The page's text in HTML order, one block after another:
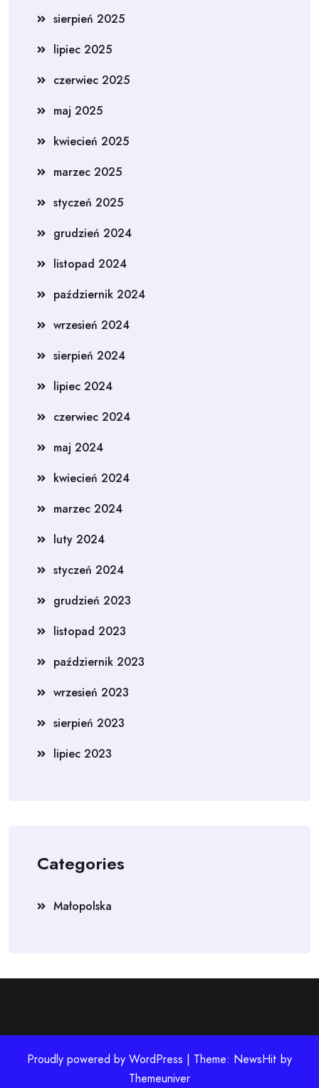
sierpień 2025
lipiec 2025
czerwiec 2025
maj 2025
kwiecień 2025
marzec 2025
styczeń 2025
grudzień 2024
listopad 2024
październik 2024
wrzesień 2024
sierpień 2024
lipiec 2024
czerwiec 2024
maj 2024
kwiecień 2024
marzec 2024
luty 2024
styczeń 2024
grudzień 2023
listopad 2023
październik 2023
wrzesień 2023
sierpień 2023
lipiec 2023
Categories
Małopolska
Proudly powered by WordPress | Theme: NewsHit by
Themeuniver